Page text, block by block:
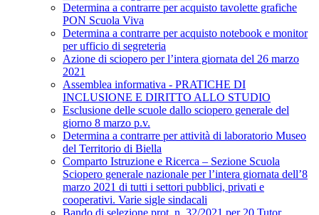
Determina a contrarre per acquisto tavolette grafiche
PON Scuola Viva
Determina a contrarre per acquisto notebook e monitor
per ufficio di segreteria
Azione di sciopero per l’intera giornata del 26 marzo
2021
Assemblea informativa - PRATICHE DI
INCLUSIONE E DIRITTO ALLO STUDIO
Esclusione delle scuole dallo sciopero generale del
giorno 8 marzo p.v.
Determina a contrarre per attività di laboratorio Museo
del Territorio di Biella
Comparto Istruzione e Ricerca – Sezione Scuola
Sciopero generale nazionale per l’intera giornata dell’8
marzo 2021 di tutti i settori pubblici, privati e
cooperativi. Varie sigle sindacali